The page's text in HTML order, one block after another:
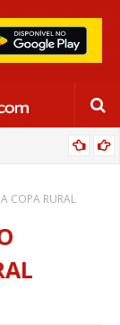
COPA RURAL